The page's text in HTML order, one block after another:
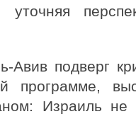
Авив подверг
программе,
Израиль не